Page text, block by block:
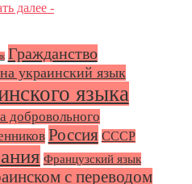
далее -
Гражданство
украинский язык
языка
добровольного
Россия СССР
Французский язык
с переводом